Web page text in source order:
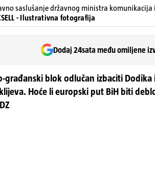
saslušanje državnog ministra komunikacija
- Ilustrativna fotografija
Dodaj 24sata među omiljene
građanski blok odlučan izbaciti Dodika
Hoće li europski put BiH biti